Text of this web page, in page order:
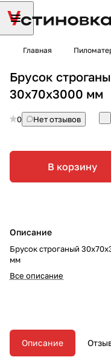
Главная
Брусок
30х70х3000 мм
0 Нет отзывов
В корзину
Описание
Брусок строганый
мм
Все описание
Описание